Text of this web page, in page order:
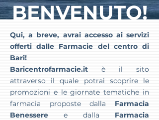
BENVENUTO!
Qui, a breve, avrai accesso ai servizi
offerti dalle Farmacie del centro di
Bari!
Baricentrofarmacie.it è il sito
attraverso il quale potrai scoprire le
promozioni e le giornate tematiche in
farmacia proposte dalla Farmacia
Benessere
e dalla Farmacia